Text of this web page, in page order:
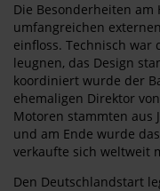
Die Besonderheiten am
umfangreichen
einfloss. Technisch war
leugnen, das Design
koordiniert wurde der
ehemaligen Direktor
Motoren stammten aus
und am Ende wurde
verkaufte sich weltweit
Den Deutschlandstart